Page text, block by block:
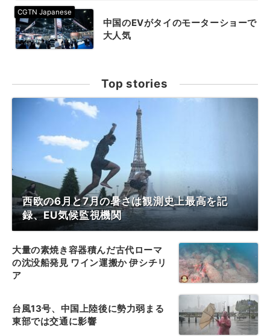
中国のEVがタイのモーターショーで
大人気
Top stories
西欧の6月と7月の暑さは観測史上最高を記
録、EU気候監視機関
大量の素焼き容器積んだ古代ローマ
の沈没船発見 ワイン運搬か 伊シチリ
ア
台風13号、中国上陸後に勢力弱まる
東部では交通に影響